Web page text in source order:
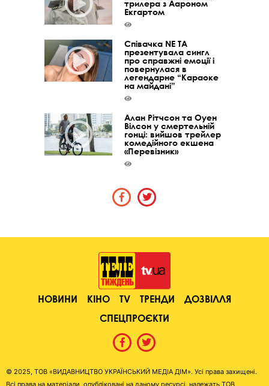
трилера з Аароном
Екгартом
Співачка NE TA
презентувала сингл
про справжні емоції і
повернулася в
легендарне “Караоке
на майдані”
Алан Рітчсон та Оуен
Вілсон у смертельній
гонці: вийшов трейлер
комедійного екшена
«Перевізник»
НОВИНИ КІНО TV ТРЕНДИ
ДОЗВІЛЛЯ
СПЕЦПРОЄКТИ
© 2025, ТОВ «ВИДАВНИЦТВО УКРАЇНСЬКИЙ МЕДІА ДІМ». Усі права захищені.
Всі права на матеріали, опубліковані на даному ресурсі, належать ТОВ